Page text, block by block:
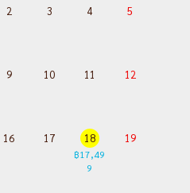
2 3 4 5
9 10 11 12
16 17
18
฿17,49
9
19